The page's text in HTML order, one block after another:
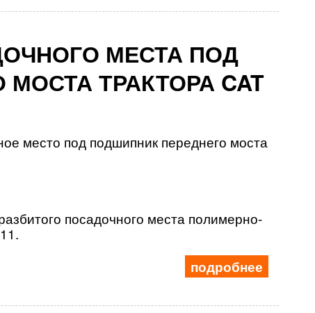
МЕСТА ПОД
ТРАКТОРА CAT
место под подшипник переднего моста
посадочного места полимерно-
подробнее